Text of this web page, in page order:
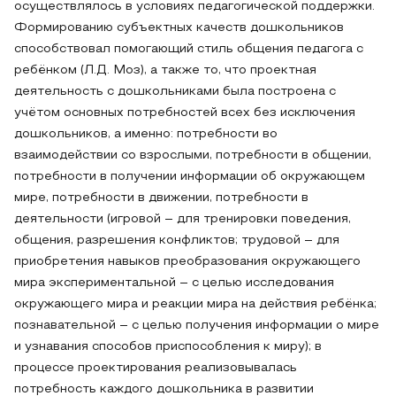
осуществлялось в условиях педагогической поддержки.
Формированию субъектных качеств дошкольников
способствовал помогающий стиль общения педагога с
ребёнком (Л.Д. Моз), а также то, что проектная
деятельность с дошкольниками была построена с
учётом основных потребностей всех без исключения
дошкольников, а именно: потребности во
взаимодействии со взрослыми, потребности в общении,
потребности в получении информации об окружающем
мире, потребности в движении, потребности в
деятельности (игровой – для тренировки поведения,
общения, разрешения конфликтов; трудовой – для
приобретения навыков преобразования окружающего
мира экспериментальной – с целью исследования
окружающего мира и реакции мира на действия ребёнка;
познавательной – с целью получения информации о мире
и узнавания способов приспособления к миру); в
процессе проектирования реализовывалась
потребность каждого дошкольника в развитии